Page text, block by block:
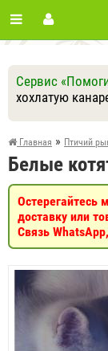
Сервис
хохлатую
Ответить
Главная » Птичий
Белые
Остерегайтесь
доставку или
Связь